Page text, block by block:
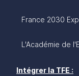
France 2030
L'Académie de
Intégrer la TFE :